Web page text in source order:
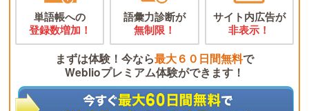
単語帳への
登録数増加！
語彙力診断が
無制限！
サイト内広告が
非表示！
まずは体験！今なら最大６０日間無料で
Weblioプレミアム体験ができます！